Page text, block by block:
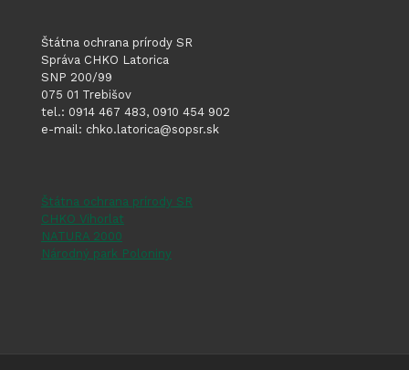
Štátna ochrana prírody SR
Správa CHKO Latorica
SNP 200/99
075 01 Trebišov
tel.: 0914 467 483, 0910 454 902
e-mail: chko.latorica@sopsr.sk
Štátna ochrana prírody SR
CHKO Vihorlat
NATURA 2000
Národný park Poloniny